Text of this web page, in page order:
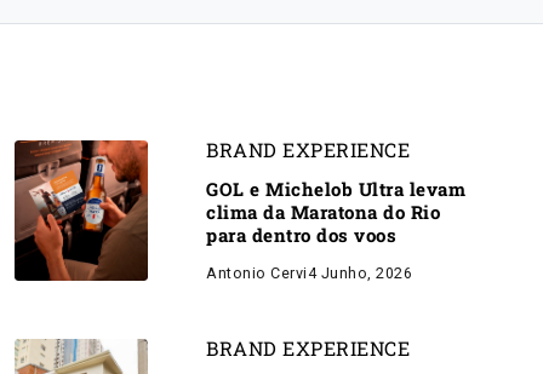
BRAND EXPERIENCE
GOL e Michelob Ultra levam
clima da Maratona do Rio
para dentro dos voos
Antonio Cervi4 Junho, 2026
BRAND EXPERIENCE